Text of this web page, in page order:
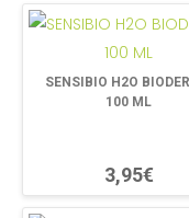
SENSIBIO H2O
100 ML
3,95€